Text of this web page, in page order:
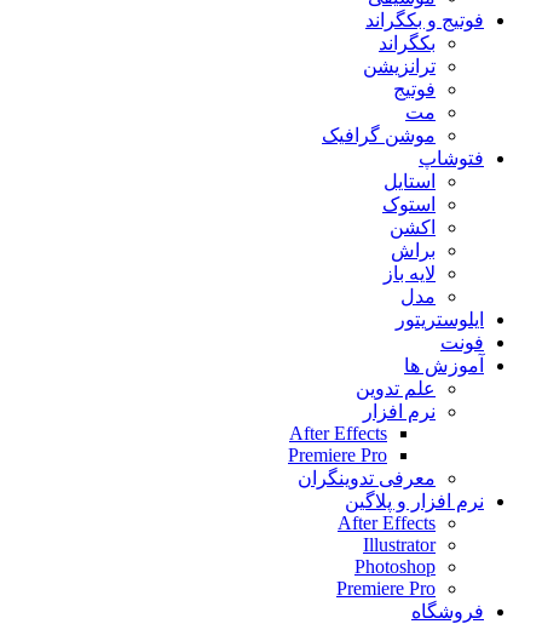
فوتیج و بکگراند
بکگراند
ترانزیشن
فوتیج
مت
موشن گرافیک
فتوشاپ
استایل
استوک
اکشن
براش
لایه باز
مدل
ایلوستریتور
فونت
آموزش ها
علم تدوین
نرم افزار
After Effects
Premiere Pro
معرفی تدوینگران
نرم افزار و پلاگین
After Effects
Illustrator
Photoshop
Premiere Pro
فروشگاه